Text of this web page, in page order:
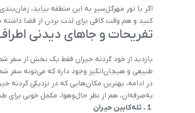
اگر با تور مهرگل‌سیر به این منطقه بیاید،
کنید و هم وقت کافی برای لذت بردن از فضا داشته
تفریحات و جاهای دیدنی
بازدید از خود گردنه حیران فقط یک بخش از سفر
طبیعی و هیجان‌انگیز وجود داره که می‌تونه سفر
در ادامه، بهترین مکان‌هایی که در نزدیکی گردنه
به‌صرفه‌ان، هم از نظر حال‌و‌هوا، مکمل خوبی
１. تله‌کابین حیران